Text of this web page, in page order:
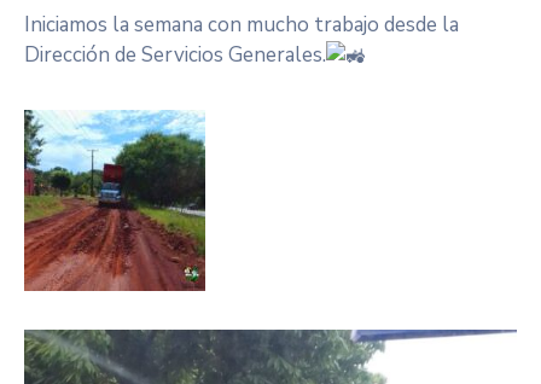
FONACIDE
Turismo
Y
Cultura
Transparencia
Iniciamos la semana con mucho trabajo desde la
Dirección de Servicios Generales.